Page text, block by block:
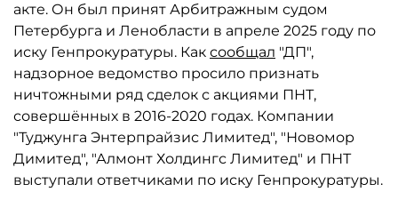
акте. Он был принят Арбитражным судом
Петербурга и Ленобласти в апреле 2025 году по
иску Генпрокуратуры. Как сообщал "ДП",
надзорное ведомство просило признать
ничтожными ряд сделок с акциями ПНТ,
совершённых в 2016-2020 годах. Компании
"Туджунга Энтерпрайзис Лимитед", "Новомор
Димитед", "Алмонт Холдингс Лимитед" и ПНТ
выступали ответчиками по иску Генпрокуратуры.